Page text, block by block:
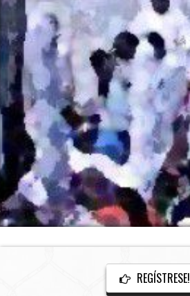
REGÍSTRESE!